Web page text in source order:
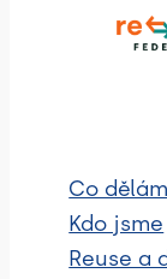
Co
Kdo jsme
Reuse a